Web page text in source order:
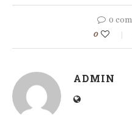
0
0
ADMIN